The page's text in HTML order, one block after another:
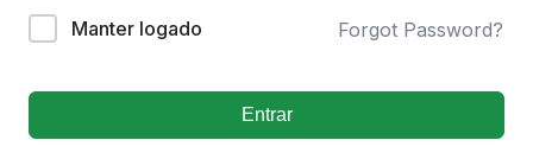
Manter logado Forgot Password?
Entrar